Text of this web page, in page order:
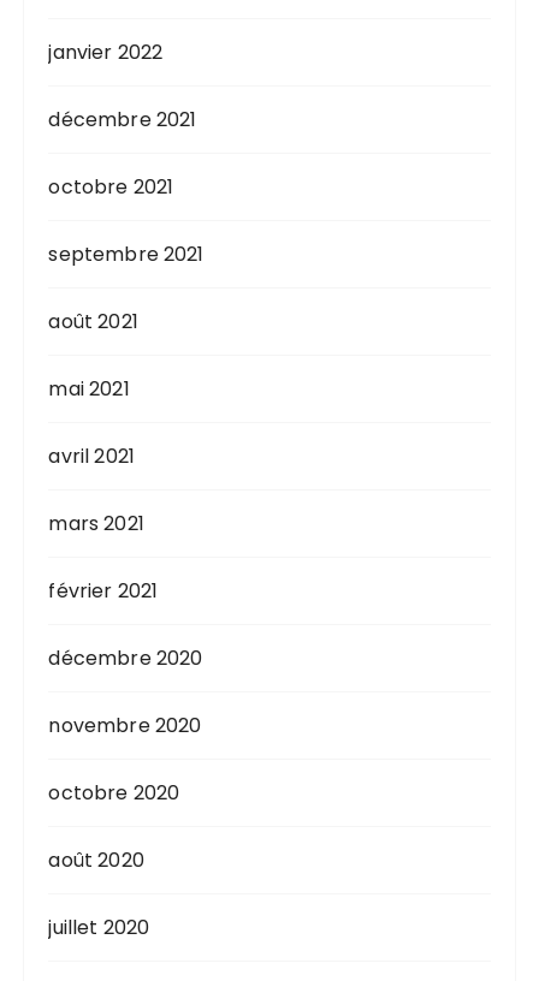
janvier 2022
décembre 2021
octobre 2021
septembre 2021
août 2021
mai 2021
avril 2021
mars 2021
février 2021
décembre 2020
novembre 2020
octobre 2020
août 2020
juillet 2020